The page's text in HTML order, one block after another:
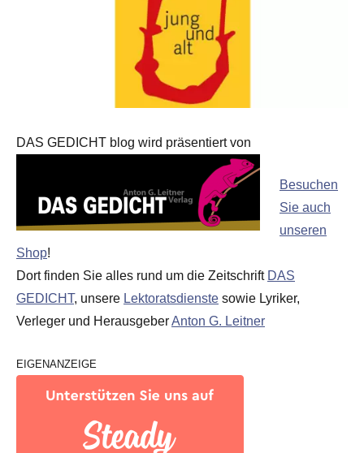
DAS GEDICHT blog wird präsentiert von
Besuchen
Sie auch
unseren
Shop!
Dort finden Sie alles rund um die Zeitschrift DAS
GEDICHT, unsere Lektoratsdienste sowie Lyriker,
Verleger und HerausgeberAnton G. Leitner
EIGENANZEIGE